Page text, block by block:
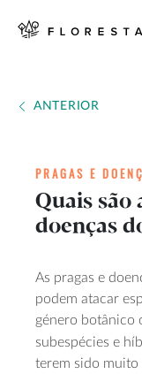
ANTERIOR
PRAGAS E
Quais são
doenças
As pragas e
podem atacar
género botânico
subespécies e
terem sido muito